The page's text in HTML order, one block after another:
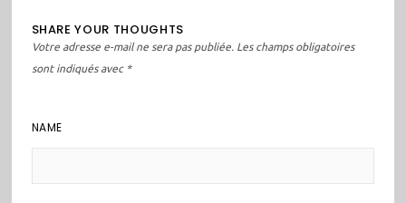
SHARE YOUR THOUGHTS
Votre adresse e-mail ne sera pas publiée. Les champs obligatoires
sont indiqués avec *
NAME